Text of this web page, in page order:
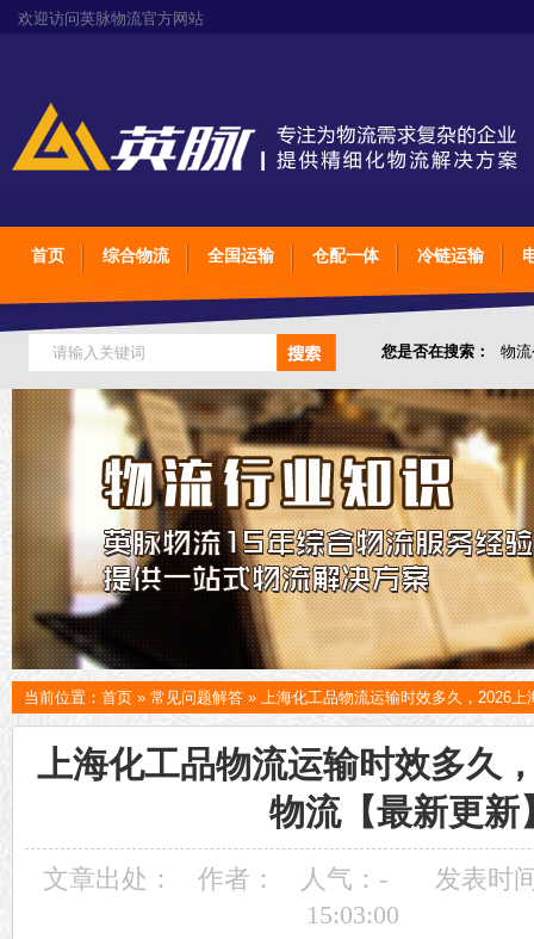
欢迎访问英脉物流官方网站
首页 综合物流 全国运输 仓配一体 冷链运输
您是否在搜索： 物
仓储综合专业定制物
当前位置： 首页 » 常见问题解答 » 上海化工品物流运输时效多久，2026
上海化工品物流运输时效多久
物流【最新更新
文章出处： 作者： 人气： -
发表时
15:03:00